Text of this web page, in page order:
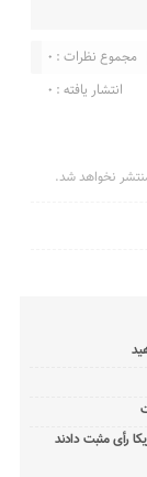
مجموع نظرات : 0
انتشار یافته : 0
نخواهد شد.
رأی مثبت دادند